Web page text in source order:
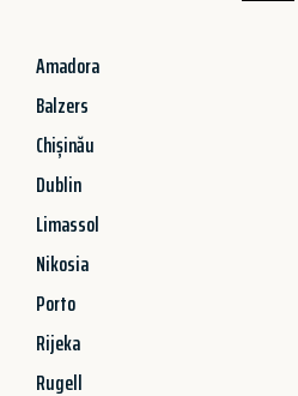
Amadora
Balzers
Chișinău
Dublin
Limassol
Nikosia
Porto
Rijeka
Rugell